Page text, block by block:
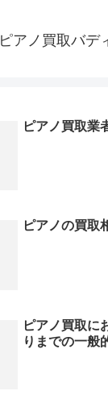
ピアノ買取バデ
ピアノ買取業
ピアノの買取
ピアノ買取に
りまでの一般